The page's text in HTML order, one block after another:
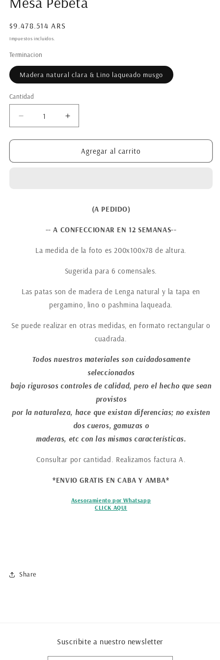
modal
Precio
habitual
$9.478.514 ARS
Impuestos incluidos.
Terminacion
Madera natural clara & Lino laqueado musgo
Cantidad
Reducir
cantidad
para
Pebeta
Aumentar
cantidad
para
Mesa
Pebeta
Agregar al carrito
(A PEDIDO)
-- A CONFECCIONAR EN 12 SEMANAS--
La medida de la foto es 200x100x78 de altura.
Sugerida para 6 comensales.
Las patas son de madera de Lenga natural y la tapa en
pergamino, lino o pashmina laqueada.
Se puede realizar en otras medidas, en formato rectangular o
cuadrada.
Todos nuestros materiales son cuidadosamente
seleccionados
bajo rigurosos controles de calidad, pero el hecho que sean
provistos
por la naturaleza, hace que existan diferencias; no existen
dos cueros, gamuzas o
maderas, etc con las mismas características.
Consultar por cantidad. Realizamos factura A.
*ENVIO GRATIS EN CABA Y AMBA*
Asesoramiento por Whatsapp
CLICK AQUI
Share
Suscribite a nuestro newsletter